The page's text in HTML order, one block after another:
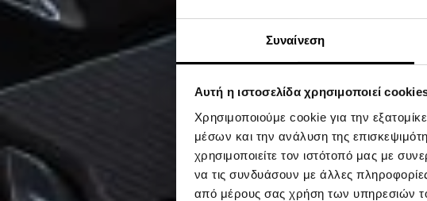
Συναίνεση
Αυτή η ιστοσελίδα χρησιμοποιεί
Χρησιμοποιούμε cookie για την
μέσων και την ανάλυση της
χρησιμοποιείτε τον ιστότοπό μας με
να τις συνδυάσουν με άλλες
από μέρους σας χρήση των υπηρεσιών